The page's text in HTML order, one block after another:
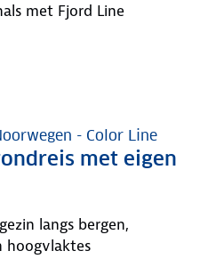
met Fjord Line
- Color Line
met eigen
langs bergen,
hoogvlaktes